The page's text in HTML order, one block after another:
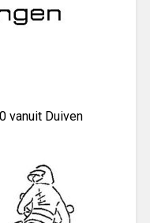
vanuit Duiven